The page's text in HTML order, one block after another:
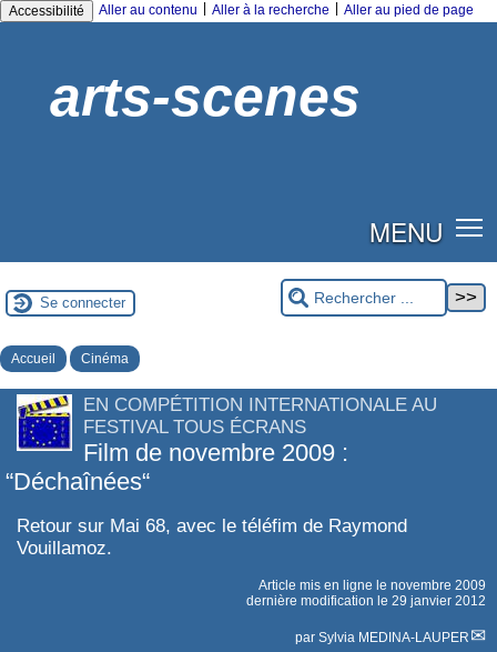
Accessibilité Aller au contenu Aller à la recherche Aller au pied de page
arts-scenes
MENU
Se connecter
Accueil Cinéma
EN COMPÉTITION INTERNATIONALE AU
FESTIVAL TOUS ÉCRANS
Film de novembre 2009 :
“Déchaînées“
Retour sur Mai 68, avec le téléfim de Raymond
Vouillamoz.
Article mis en ligne le novembre 2009
dernière modification le 29 janvier 2012
par Sylvia MEDINA-LAUPER